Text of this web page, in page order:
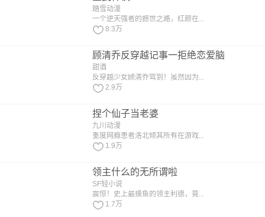
踏雪动漫
一个逆天强者的撼世之路，红颜在...
8.3万
顾清乔反穿越记事一拒绝恋爱脑
甜酒
反穿越少女顾清乔驾到！虽然因为...
2.9万
捏个仙子当老婆
九川动漫
重度网瘾患者洛北倾其所有在游戏...
1.9万
领主什么的无所谓啦
SF轻小说
震惊！史上最摸鱼的领主利德，竟...
1.7万